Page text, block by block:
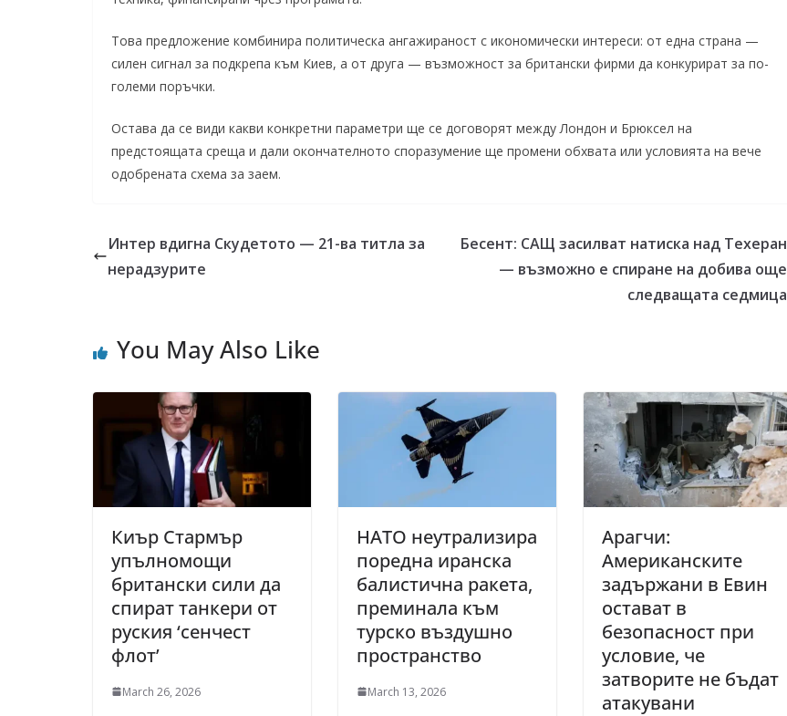
Това предложение комбинира политическа ангажираност с икономически интереси: от една страна —
силен сигнал за подкрепа към Киев, а от друга — възможност за британски фирми да конкурират за по-
големи поръчки.
Остава да се види какви конкретни параметри ще се договорят между Лондон и Брюксел на
предстоящата среща и дали окончателното споразумение ще промени обхвата или условията на вече
одобрената схема за заем.
Интер вдигна Скудетото — 21-ва титла за
нерадзурите
Бесент: САЩ засилват натиска над Техеран
— възможно е спиране на добива още
следващата седмица
You May Also Like
Киър Стармър
упълномощи
британски сили да
спират танкери от
руския ‘сенчест
флот’
March 26, 2026
НАТО неутрализира
поредна иранска
балистична ракета,
преминала към
турско въздушно
пространство
March 13, 2026
Арагчи:
Американските
задържани в Евин
остават в
безопасност при
условие, че
затворите не бъдат
атакувани